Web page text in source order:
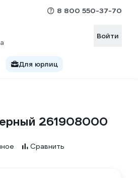
8 800 550-37-70
Войти
Для юрлиц
261908000
Сравнить